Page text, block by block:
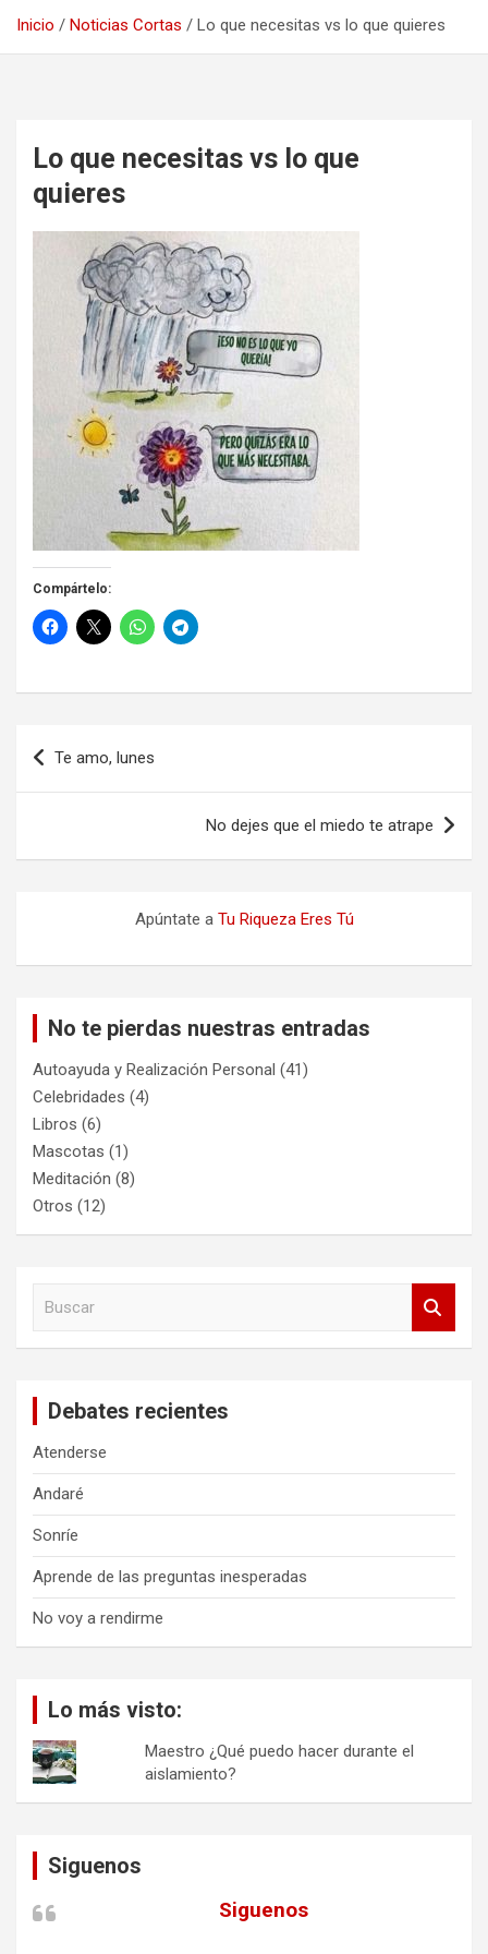
Inicio Noticias Cortas Lo que necesitas vs lo que quieres
Lo que necesitas vs lo que
quieres
Compártelo:
Navegación
de
Te amo, lunes
No dejes que el miedo te atrape
Apúntate a Tu Riqueza Eres Tú
No te pierdas nuestras entradas
Autoayuda y Realización Personal (41)
Celebridades (4)
Libros (6)
Mascotas (1)
Meditación (8)
Otros (12)
Debates recientes
Atenderse
Andaré
Sonríe
Aprende de las preguntas inesperadas
No voy a rendirme
Lo más visto:
Maestro ¿Qué puedo hacer durante el
aislamiento?
Siguenos
Siguenos